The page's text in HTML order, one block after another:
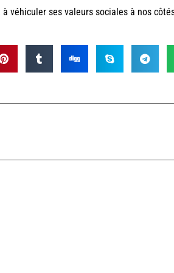
véhiculer ses valeurs sociales à nos